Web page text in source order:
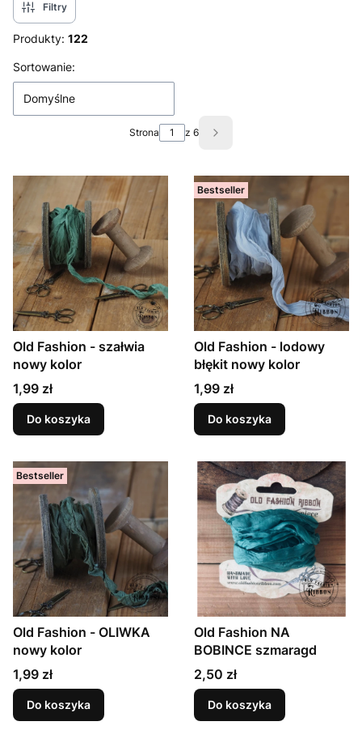
Filtry
Produkty: 122
Lista produktów
Sortowanie:
Domyślne
Strona z 6 Następne produkty
Old Fashion - szałwia
nowy kolor
Cena
1,99 zł
Do koszyka
Bestseller
Old Fashion - lodowy
błękit nowy kolor
Cena
1,99 zł
Do koszyka
Bestseller
Old Fashion - OLIWKA
nowy kolor
Cena
1,99 zł
Do koszyka
Old Fashion NA
BOBINCE szmaragd
Cena
2,50 zł
Do koszyka